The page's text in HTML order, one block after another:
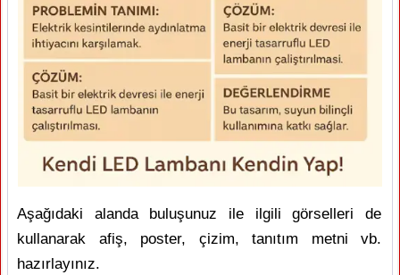
Aşağıdaki alanda buluşunuz ile ilgili görselleri de
kullanarak afiş, poster, çizim, tanıtım metni vb.
hazırlayınız.